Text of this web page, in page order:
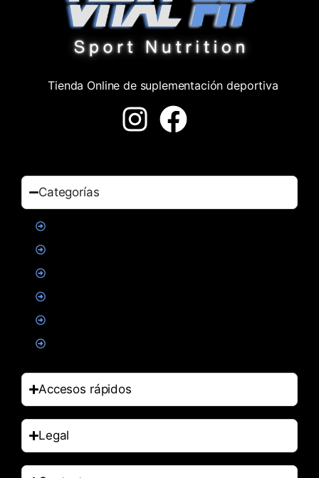
Tienda Online de suplementación deportiva
Categorías
Accesos rápidos
Legal